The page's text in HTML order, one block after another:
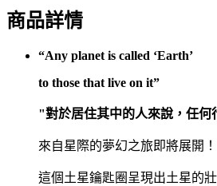
商品詳情
“Any planet is called ‘Earth’
to those that live on it”
"對於居住其中的人來說，任何
來自星際的夢幻之旅即將展開！
這個土星鑰匙圈呈現出土星的